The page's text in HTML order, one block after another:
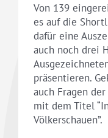
Von 139
es auf die
dafür eine
auch noch drei
präsentieren.
auch Fragen
mit dem Titel
Völkerschauen”.